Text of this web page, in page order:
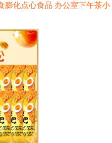
膨化点心食品 办公室下午茶小